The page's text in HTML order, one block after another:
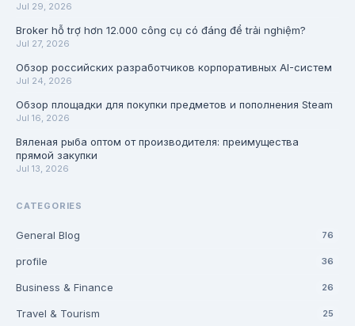
Jul 29, 2026
Broker hỗ trợ hơn 12.000 công cụ có đáng để trải nghiệm?
Jul 27, 2026
Обзор российских разработчиков корпоративных AI-систем
Jul 24, 2026
Обзор площадки для покупки предметов и пополнения Steam
Jul 16, 2026
Вяленая рыба оптом от производителя: преимущества
прямой закупки
Jul 13, 2026
CATEGORIES
General Blog 76
profile 36
Business & Finance 26
Travel & Tourism 25